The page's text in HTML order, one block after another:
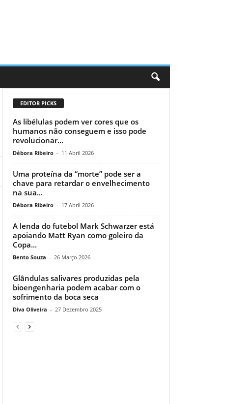
EDITOR PICKS
As libélulas podem ver cores que os
humanos não conseguem e isso pode
revolucionar...
Débora Ribeiro - 11 Abril 2026
Uma proteína da “morte” pode ser a
chave para retardar o envelhecimento
na sua...
Débora Ribeiro - 17 Abril 2026
A lenda do futebol Mark Schwarzer está
apoiando Matt Ryan como goleiro da
Copa...
Bento Souza - 26 Março 2026
Glândulas salivares produzidas pela
bioengenharia podem acabar com o
sofrimento da boca seca
Diva Oliveira - 27 Dezembro 2025